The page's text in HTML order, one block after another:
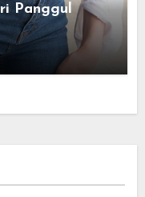
Panggul